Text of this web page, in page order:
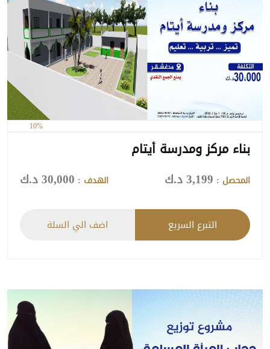
10%
بناء مركز ومدرسة أيتام
المحصل : 3,199 د.ك الهدف : 30,000 د.ك
التبرع السريع اضف الي السلة